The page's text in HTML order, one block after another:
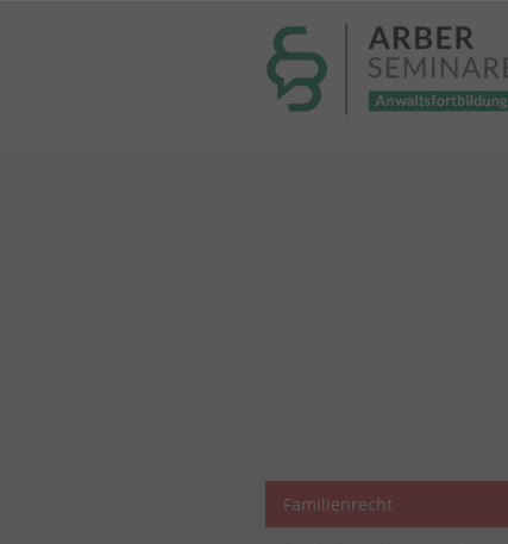
Familienrecht